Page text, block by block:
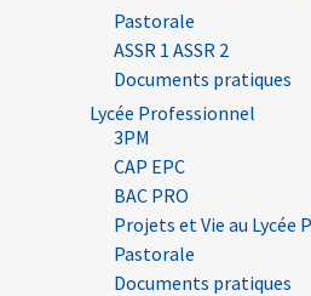
Pastorale
ASSR 1 ASSR 2
Documents pratiques
Lycée Professionnel
3PM
CAP EPC
BAC PRO
Projets et Vie au Lycée
Pastorale
Documents pratiques